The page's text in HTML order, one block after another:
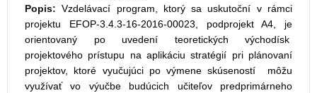
Popis:Vzdelávací program, ktorý sa uskutoční v rámci
projektu EFOP-3.4.3-16-2016-00023, podprojekt A4, je
orientovaný po uvedení teoretických východísk
projektového prístupu na aplikáciu stratégií pri plánovaní
projektov, ktoré vyučujúci po výmene skúseností môžu
využívať vo výučbe budúcich učiteľov predprimárneho